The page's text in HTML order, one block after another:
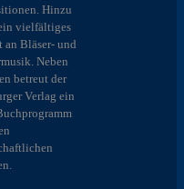
Hinzu
vielfältiges
an Bläser- und
Neben
betreut der
Verlag ein